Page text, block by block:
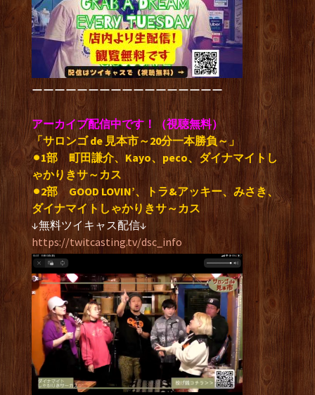
ーーーーーーーーーーーーーーーーー
アーカイブ配信中です！（視聴無料）
「サロンゴ de 見本市～20分一本勝負～」
⚫︎1部町田謙介、Kayo、peco、ダイナマイトし
ゃかりきサ～カス
⚫︎2部 GOOD LOVIN’、トラ&アッキー、みさき、
ダイナマイトしゃかりきサ～カス
↓無料ツイキャス配信↓
https://twitcasting.tv/dsc_info